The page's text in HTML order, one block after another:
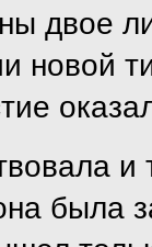
двое
новой
и
была